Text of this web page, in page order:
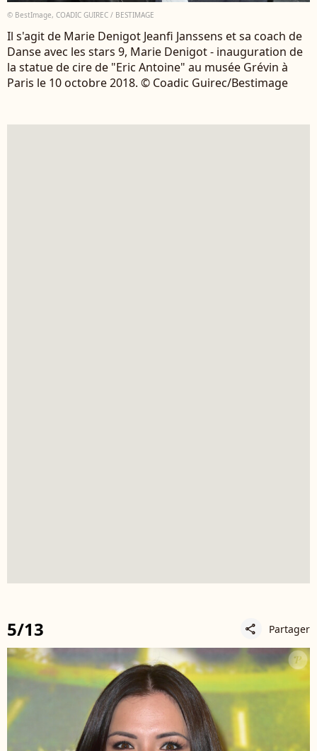
© BestImage, COADIC GUIREC / BESTIMAGE
Il s'agit de Marie Denigot Jeanfi Janssens et sa coach de
Danse avec les stars 9, Marie Denigot - inauguration de
la statue de cire de "Eric Antoine" au musée Grévin à
Paris le 10 octobre 2018. © Coadic Guirec/Bestimage
5/13 share Partager